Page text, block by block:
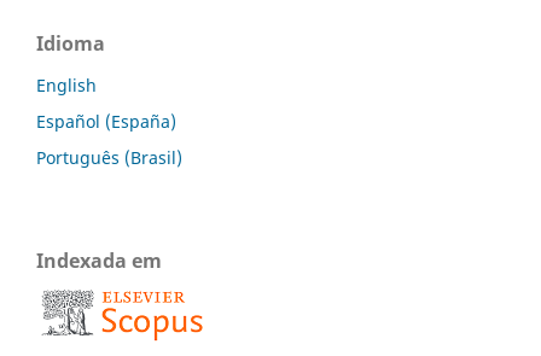
Idioma
English
Español (España)
Português (Brasil)
Indexada em